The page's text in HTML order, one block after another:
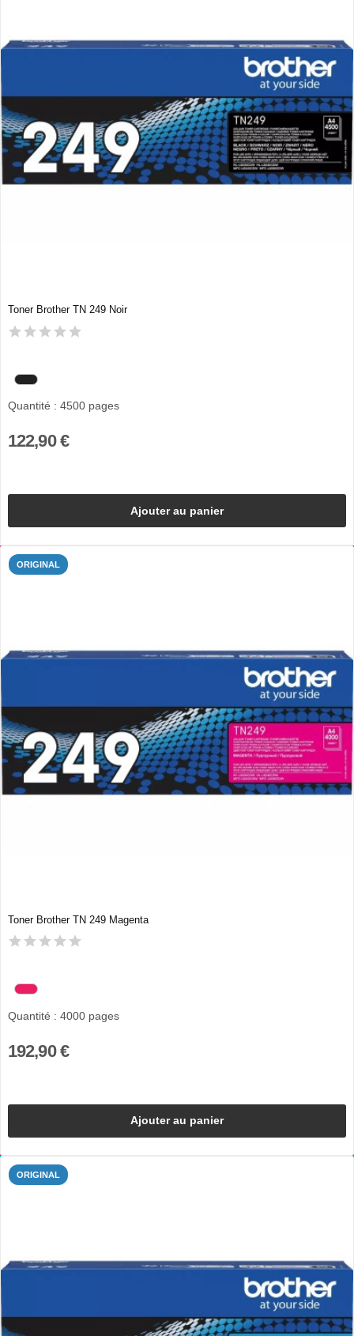
Toner Brother TN 249 Noir
Quantité : 4500 pages
122,90 €
Ajouter au panier
ORIGINAL
Toner Brother TN 249 Magenta
Quantité : 4000 pages
192,90 €
Ajouter au panier
ORIGINAL